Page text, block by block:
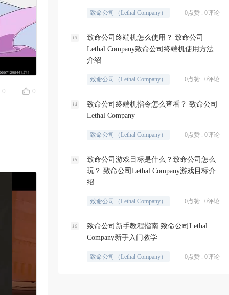
0 0
致命公司（Lethal Company） 0点赞 . 0评论
13
致命公司终端机怎么使用？ 致命公司
Lethal Company致命公司终端机使用方法
介绍
致命公司（Lethal Company） 0点赞 . 0评论
14
致命公司终端机指令怎么查看？ 致命公司
Lethal Company
致命公司（Lethal Company） 0点赞 . 0评论
15
致命公司游戏目标是什么？致命公司怎么
玩？ 致命公司Lethal Company游戏目标介
绍
致命公司（Lethal Company） 0点赞 . 0评论
16
致命公司新手教程指南 致命公司Lethal
Company新手入门教学
致命公司（Lethal Company） 0点赞 . 0评论